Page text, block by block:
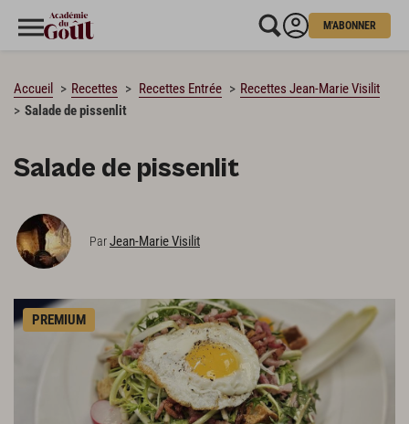
M'ABONNER
Accueil Recettes Recettes Entrée
Recettes Jean-Marie Visilit
Salade de pissenlit
Salade de pissenlit
ParJean-Marie Visilit
PREMIUM
CHARGEMENT…